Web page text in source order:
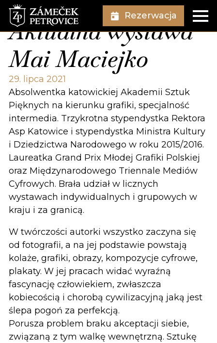
Rezerwacja
Aktualna wystawa
Mai Maciejko
29. lipca 2021
Absolwentka katowickiej Akademii Sztuk
Pięknych na kierunku grafiki, specjalność
intermedia. Trzykrotna stypendystka Rektora
Asp Katowice i stypendystka Ministra Kultury
i Dziedzictwa Narodowego w roku 2015/2016.
Laureatka Grand Prix Młodej Grafiki Polskiej
oraz Międzynarodowego Triennale Mediów
Cyfrowych. Brała udział w licznych
wystawach indywidualnych i grupowych w
kraju i za granicą.
W twórczości autorki wszystko zaczyna się
od fotografii, a na jej podstawie powstają
kolaże, grafiki, obrazy, kompozycje cyfrowe,
plakaty. W jej pracach widać wyraźną
fascynację człowiekiem, zwłaszcza
kobiecością i chorobą cywilizacyjną jaką jest
ślepa pogoń za perfekcją.
Porusza problem braku akceptacji siebie,
związaną z tym walkę wewnętrzną. Sztukę